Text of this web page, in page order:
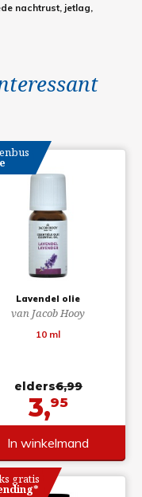
nachtrust, jetlag,
Lavendel olie
van Jacob Hooy
10 ml
elders6,99
3,95
In winkelmand
gratis